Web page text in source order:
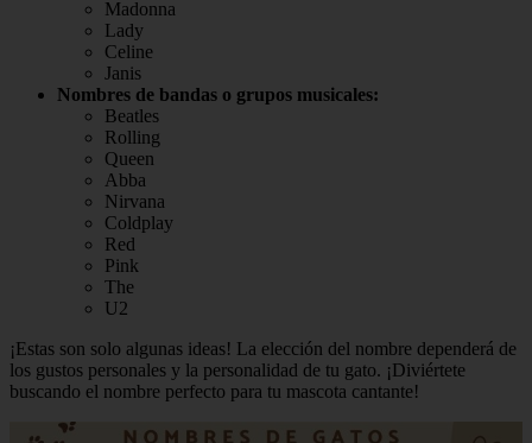
Madonna
Lady
Celine
Janis
Nombres de bandas o grupos musicales:
Beatles
Rolling
Queen
Abba
Nirvana
Coldplay
Red
Pink
The
U2
¡Estas son solo algunas ideas! La elección del nombre dependerá de
los gustos personales y la personalidad de tu gato. ¡Diviértete
buscando el nombre perfecto para tu mascota cantante!